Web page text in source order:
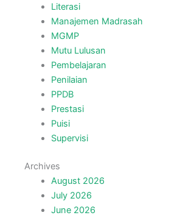
Literasi
Manajemen Madrasah
MGMP
Mutu Lulusan
Pembelajaran
Penilaian
PPDB
Prestasi
Puisi
Supervisi
Archives
August 2026
July 2026
June 2026